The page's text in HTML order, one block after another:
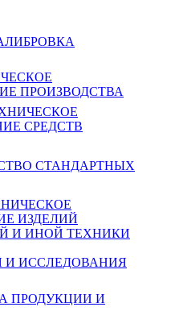
ПРОИЗВОДСТВА
СРЕДСТВ
СТАНДАРТНЫХ
ИЗДЕЛИЙ
И ИНОЙ ТЕХНИКИ
И ИССЛЕДОВАНИЯ
ПРОДУКЦИИ И